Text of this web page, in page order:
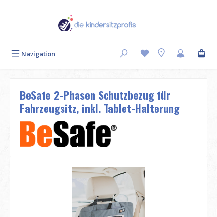
Navigation
BeSafe 2-Phasen Schutzbezug für
Fahrzeugsitz, inkl. Tablet-Halterung
Bildergalerie überspringen